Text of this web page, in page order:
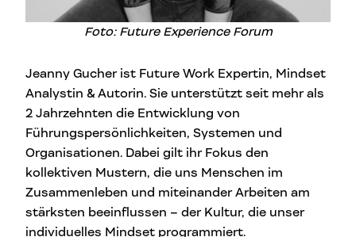
Foto: Future Experience Forum
Jeanny Gucher ist Future Work Expertin, Mindset
Analystin & Autorin. Sie unterstützt seit mehr als
2 Jahrzehnten die Entwicklung von
Führungspersönlichkeiten, Systemen und
Organisationen. Dabei gilt ihr Fokus den
kollektiven Mustern, die uns Menschen im
Zusammenleben und miteinander Arbeiten am
stärksten beeinflussen – der Kultur, die unser
individuelles Mindset programmiert.